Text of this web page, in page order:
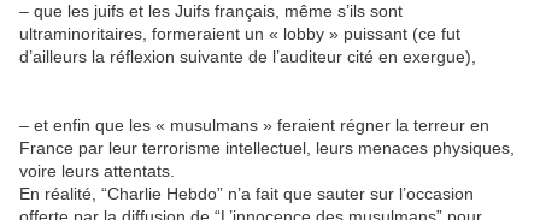
– que les juifs et les Juifs français, même s’ils sont
ultraminoritaires, formeraient un « lobby » puissant (ce fut
d’ailleurs la réflexion suivante de l’auditeur cité en exergue),
– et enfin que les « musulmans » feraient régner la terreur en
France par leur terrorisme intellectuel, leurs menaces physiques,
voire leurs attentats.
En réalité, “Charlie Hebdo” n’a fait que sauter sur l’occasion